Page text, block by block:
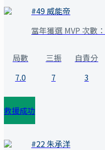
#49威能帝
當年獲選 MVP 次數：
局數
7.0
三振
7
自責分
3
救援成功
#22朱承洋